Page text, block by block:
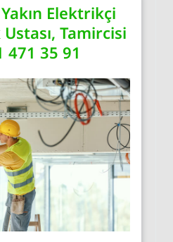
Elektrikçi
Tamircisi
471 35 91